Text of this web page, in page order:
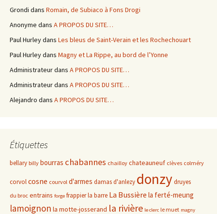
Grondi dans Romain, de Subiaco à Fons Drogi
Anonyme dans A PROPOS DU SITE…
Paul Hurleydans Les bleus de Saint-Verain et les Rochechouart
Paul Hurleydans Magny et La Rippe, au bord de l’Yonne
Administrateurdans A PROPOS DU SITE…
Administrateurdans A PROPOS DU SITE…
Alejandro dans A PROPOS DU SITE…
Étiquettes
bellary billy bourras chabannes chailloy chateauneuf clèves colméry
corvolcosne courvol d'armes damas d'anlezy donzydruyes
du broc entrains forge frappierla barre La Bussière la ferté-meung
lamoignon la motte-josserand la rivière le clerc le muet magny